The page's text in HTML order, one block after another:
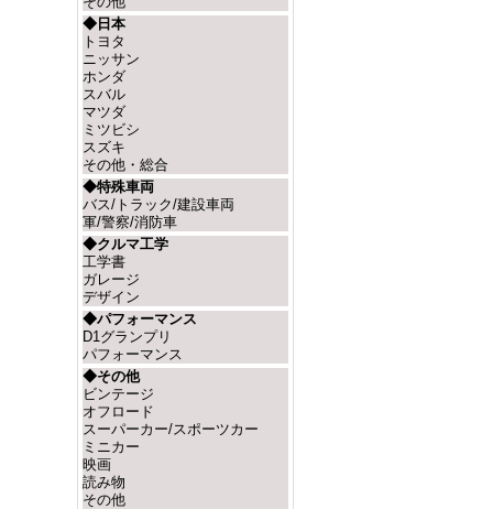
◆日本
トヨタ
ニッサン
ホンダ
スバル
マツダ
ミツビシ
スズキ
その他・総合
◆特殊車両
バス/トラック/建設車両
軍/警察/消防車
◆クルマ工学
工学書
ガレージ
デザイン
◆パフォーマンス
D1グランプリ
パフォーマンス
◆その他
ビンテージ
オフロード
スーパーカー/スポーツカー
ミニカー
映画
読み物
その他